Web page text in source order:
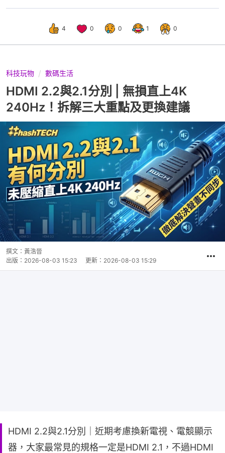
4 0 0 1 0
科技玩物 數碼生活
HDMI 2.2與2.1分別 | 無損直上4K
240Hz！拆解三大重點及更換建議
撰文： 黃浩晉
出版： 2026-08-03 15:23 更新： 2026-08-03 15:29
HDMI 2.2與2.1分別｜近期考慮換新電視、電競顯示
器，大家最常見的規格一定是HDMI 2.1，不過HDMI